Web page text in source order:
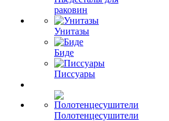
раковин
Унитазы
Биде
Писсуары
Полотенцесушители